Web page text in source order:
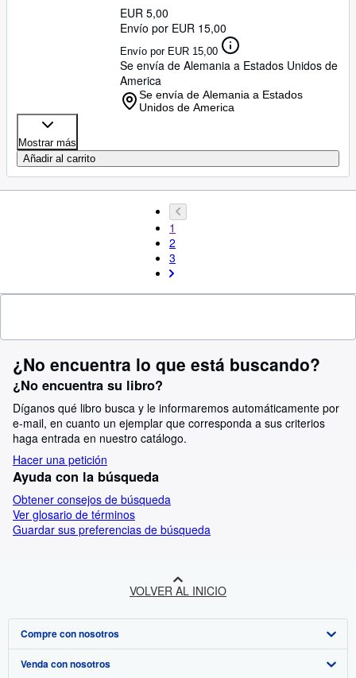
EUR 5,00
Envío por EUR 15,00
Envío por EUR 15,00
Se envía de Alemania a Estados Unidos de
America
Se envía de Alemania a Estados
Unidos de America
Mostrar más
Añadir al carrito
1
2
3
¿No encuentra lo que está buscando?
¿No encuentra su libro?
Díganos qué libro busca y le informaremos automáticamente por
e-mail, en cuanto un ejemplar que corresponda a sus criterios
haga entrada en nuestro catálogo.
Hacer una petición
Ayuda con la búsqueda
Obtener consejos de búsqueda
Ver glosario de términos
Guardar sus preferencias de búsqueda
VOLVER AL INICIO
Compre con nosotros
Búsqueda avanzada
Venda con nosotros